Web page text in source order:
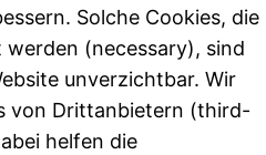
Solche Cookies, die
(necessary), sind
unverzichtbar. Wir
von Drittanbietern (third-
helfen die